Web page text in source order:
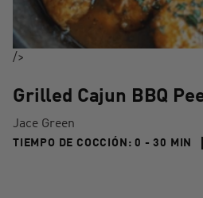
/>
Grilled Cajun BBQ
Jace Green
TIEMPO DE COCCIÓN:0 - 30 MIN